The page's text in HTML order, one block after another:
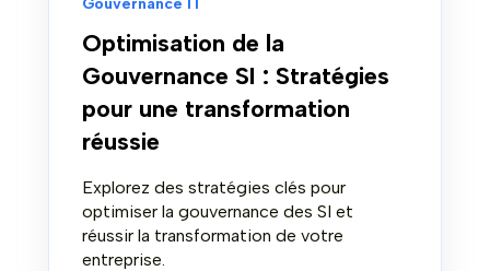
Optimisation de la
Gouvernance SI : Stratégies
pour une transformation
réussie
Explorez des stratégies clés pour
optimiser la gouvernance des SI et
réussir la transformation de votre
entreprise.